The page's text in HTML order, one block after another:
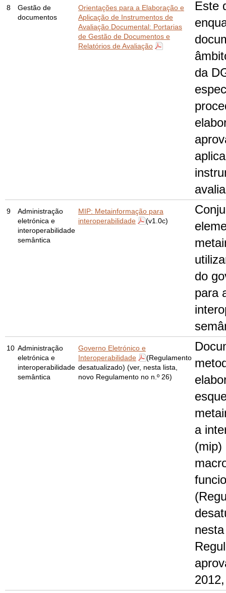
8
Gestão de
documentos
Orientações para a Elaboração e
Aplicação de Instrumentos de
Avaliação Documental: Portarias
de Gestão de Documentos e
Relatórios de Avaliação
Este
da
9
Administração
eletrónica e
interoperabilidade
semântica
MIP: Metainformação para
interoperabilidade
(v1.0c)
do
para
10 Administração
eletrónica e
interoperabilidade
semântica
Governo Eletrónico e
Interoperabilidade
(Regulamento
desatualizado) (ver, nesta lista,
novo Regulamento no n.º 26)
a
(mip)